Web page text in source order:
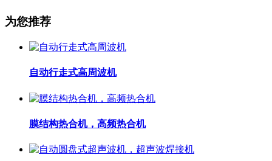
为您推荐
自动行走式高周波机
膜结构热合机，高频热合机